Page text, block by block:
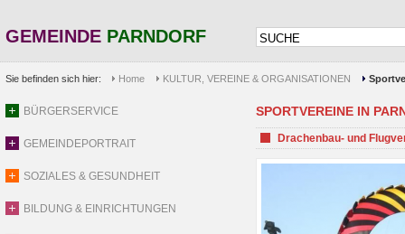
GEMEINDE PARNDORF
Sie befinden sich hier: Home KULTUR, VEREINE & ORGANISATIONEN
BÜRGERSERVICE
GEMEINDEPORTRAIT
SOZIALES & GESUNDHEIT
BILDUNG & EINRICHTUNGEN
SPORTVEREINE IN
Drachenbau- und